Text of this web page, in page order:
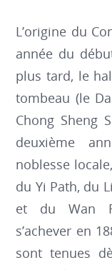
L’origine du
année du
plus tard, le
tombeau (le
Chong Sheng
deuxième
noblesse
du Yi Path, du
et du Wan
s’achever en
sont tenues